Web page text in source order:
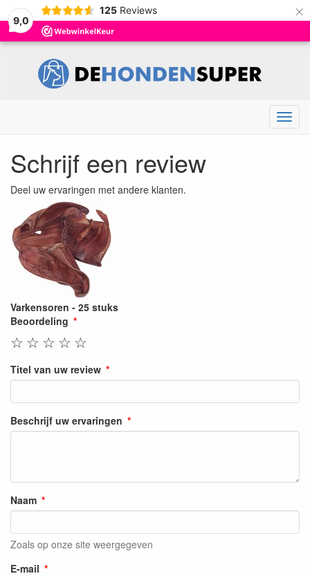
9,0
125 Reviews ×
Menu
Schrijf een review
Deel uw ervaringen met andere klanten.
Varkensoren - 25 stuks
Beoordeling
☆
☆
☆
☆
☆
Titel van uw review
Beschrijf uw ervaringen
Naam
Zoals op onze site weergegeven
E-mail